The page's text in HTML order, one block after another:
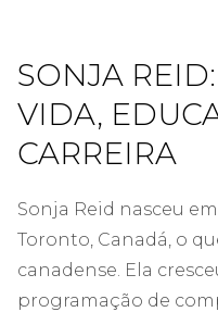
SONJA
VIDA,
CARREIRA
Sonja Reid nasceu em
Toronto, Canadá, o
canadense. Ela
programação de